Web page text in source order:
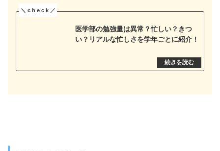
医学部の勉強量は異常？忙しい？きつ
い？リアルな忙しさを学年ごとに紹介！